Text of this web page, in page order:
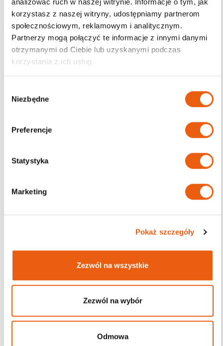
analizować ruch w naszej witrynie. Informacje o tym, jak
korzystasz z naszej witryny, udostępniamy partnerom
społecznościowym, reklamowym i analitycznym.
Partnerzy mogą połączyć te informacje z innymi danymi
otrzymanymi od Ciebie lub uzyskanymi podczas
korzystania z ich usług.
Niezbędne
Preferencje
Statystyka
Marketing
Pokaż szczegóły
Zezwól na wszystkie
Zezwól na wybór
Odmowa
używania lub etykietą.
Podmiot prowadzący reklamę: Inkontynencja Sp. z o.o.;
Producent Essity; Stosuj do unieruchomienia lub stabilizacji
kończyn i pleców.
Karta odpowiedzialności